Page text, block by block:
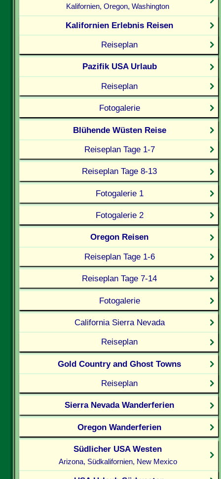
Kalifornien, Oregon, Washington
Kalifornien Erlebnis Reisen
Reiseplan
Pazifik USA Urlaub
Reiseplan
Fotogalerie
Blühende Wüsten Reise
Reiseplan Tage 1-7
Reiseplan Tage 8-13
Fotogalerie 1
Fotogalerie 2
Oregon Reisen
Reiseplan Tage 1-6
Reiseplan Tage 7-14
Fotogalerie
California Sierra Nevada
Reiseplan
Gold Country and Ghost Towns
Reiseplan
Sierra Nevada Wanderferien
Oregon Wanderferien
Südlicher USA Westen
Arizona, Südkalifornien, New Mexico